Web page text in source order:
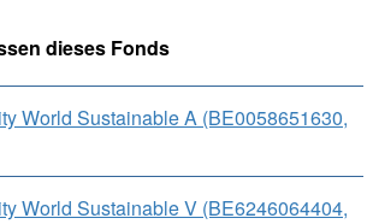
dieses Fonds
World Sustainable A (BE0058651630,
World Sustainable V (BE6246064404,